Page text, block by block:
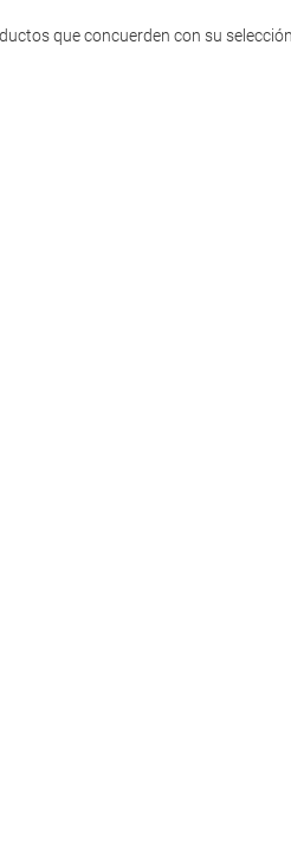
que concuerden con su selección